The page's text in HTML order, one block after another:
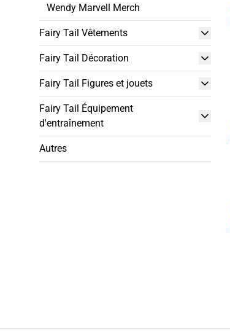
Wendy Marvell Merch
Fairy Tail Vêtements
Fairy Tail Décoration
Fairy Tail Figures et jouets
Fairy Tail Équipement
d'entraînement
Autres